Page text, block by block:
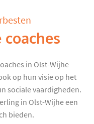
in Olst-Wijhe
op hun visie op het
sociale vaardigheden.
in Olst-Wijhe een
bieden.